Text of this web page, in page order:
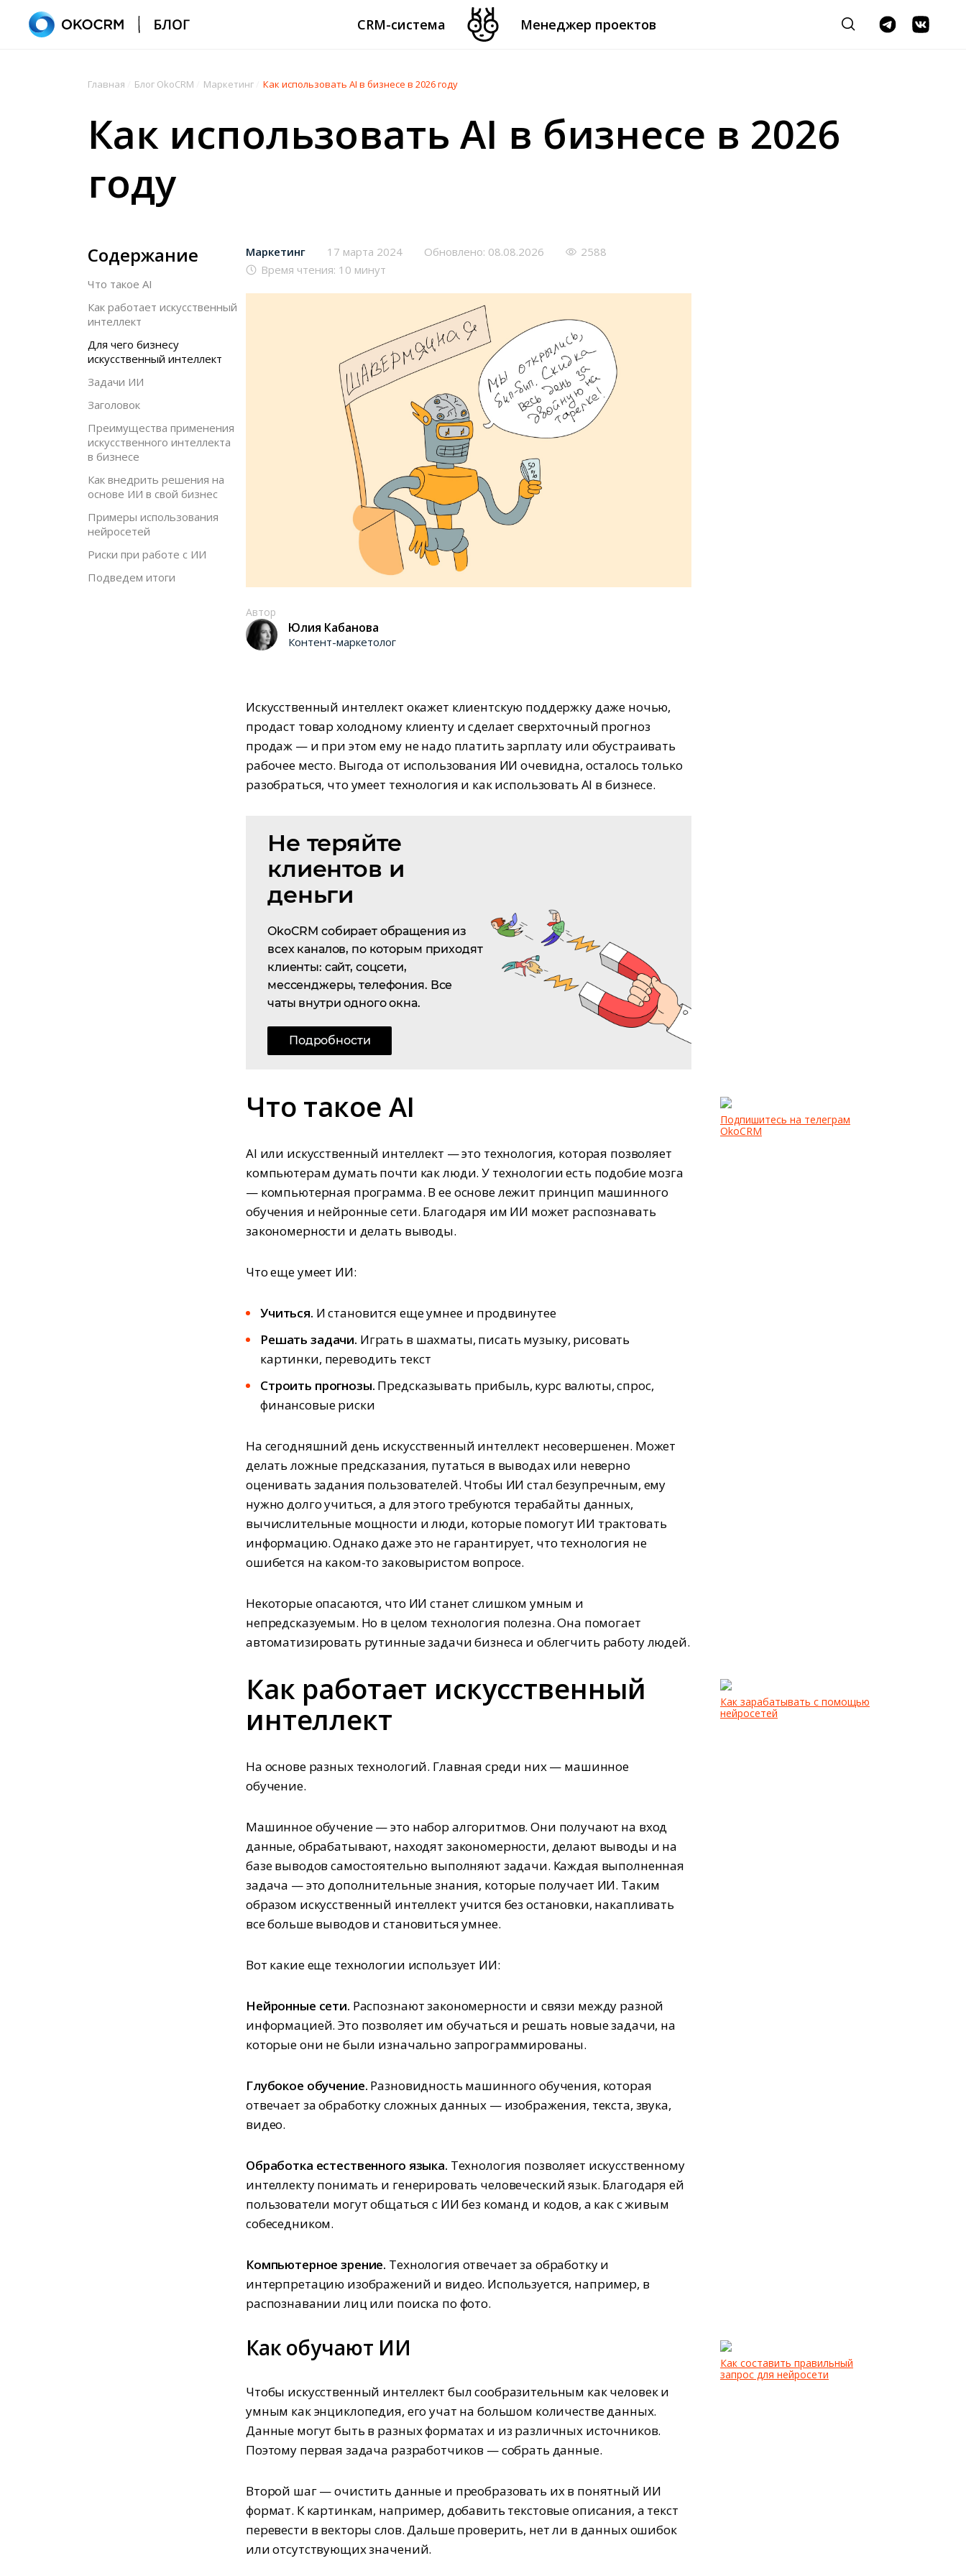
CRM-система Менеджер проектов
Главная Блог OkoCRM Маркетинг Как использовать AI в бизнесе в 2026 году
Как использовать AI в бизнесе в 2026
году
Содержание
Что такое AI
Как работает искусственный
интеллект
Для чего бизнесу
искусственный интеллект
Задачи ИИ
Заголовок
Преимущества применения
искусственного интеллекта
в бизнесе
Как внедрить решения на
основе ИИ в свой бизнес
Примеры использования
нейросетей
Риски при работе с ИИ
Подведем итоги
Маркетинг 17 марта 2024 Обновлено: 08.08.2026
2588
Время чтения: 10 минут
Автор
Юлия Кабанова
Контент-маркетолог
Искусственный интеллект окажет клиентскую поддержку даже ночью,
продаст товар холодному клиенту и сделает сверхточный прогноз
продаж — и при этом ему не надо платить зарплату или обустраивать
рабочее место. Выгода от использования ИИ очевидна, осталось только
разобраться, что умеет технология и как использовать AI в бизнесе.
Не теряйте
клиентов и
деньги
OkoCRM собирает обращения из
всех каналов, по которым приходят
клиенты: сайт, соцсети,
мессенджеры, телефония. Все
чаты внутри одного окна.
Подробности
Что такое AI
AI или искусственный интеллект — это технология, которая позволяет
компьютерам думать почти как люди. У технологии есть подобие мозга
— компьютерная программа. В ее основе лежит принцип машинного
обучения и нейронные сети. Благодаря им ИИ может распознавать
закономерности и делать выводы.
Что еще умеет ИИ:
Учиться. И становится еще умнее и продвинутее
Решать задачи. Играть в шахматы, писать музыку, рисовать
картинки, переводить текст
Строить прогнозы. Предсказывать прибыль, курс валюты, спрос,
финансовые риски
На сегодняшний день искусственный интеллект несовершенен. Может
делать ложные предсказания, путаться в выводах или неверно
оценивать задания пользователей. Чтобы ИИ стал безупречным, ему
нужно долго учиться, а для этого требуются терабайты данных,
вычислительные мощности и люди, которые помогут ИИ трактовать
информацию. Однако даже это не гарантирует, что технология не
ошибется на каком-то заковыристом вопросе.
Некоторые опасаются, что ИИ станет слишком умным и
непредсказуемым. Но в целом технология полезна. Она помогает
автоматизировать рутинные задачи бизнеса и облегчить работу людей.
Подпишитесь на телеграм
OkoCRM
Как работает искусственный
интеллект
На основе разных технологий. Главная среди них — машинное
обучение.
Машинное обучение — это набор алгоритмов. Они получают на вход
данные, обрабатывают, находят закономерности, делают выводы и на
базе выводов самостоятельно выполняют задачи. Каждая выполненная
задача — это дополнительные знания, которые получает ИИ. Таким
образом искусственный интеллект учится без остановки, накапливать
все больше выводов и становиться умнее.
Вот какие еще технологии использует ИИ:
Нейронные сети. Распознают закономерности и связи между разной
информацией. Это позволяет им обучаться и решать новые задачи, на
которые они не были изначально запрограммированы.
Глубокое обучение. Разновидность машинного обучения, которая
отвечает за обработку сложных данных — изображения, текста, звука,
видео.
Обработка естественного языка. Технология позволяет искусственному
интеллекту понимать и генерировать человеческий язык. Благодаря ей
пользователи могут общаться с ИИ без команд и кодов, а как с живым
собеседником.
Компьютерное зрение. Технология отвечает за обработку и
интерпретацию изображений и видео. Используется, например, в
распознавании лиц или поиска по фото.
Как зарабатывать с помощью
нейросетей
Как обучают ИИ
Чтобы искусственный интеллект был сообразительным как человек и
умным как энциклопедия, его учат на большом количестве данных.
Данные могут быть в разных форматах и из различных источников.
Поэтому первая задача разработчиков — собрать данные.
Второй шаг — очистить данные и преобразовать их в понятный ИИ
формат. К картинкам, например, добавить текстовые описания, а текст
перевести в векторы слов. Дальше проверить, нет ли в данных ошибок
или отсутствующих значений.
Как составить правильный
запрос для нейросети